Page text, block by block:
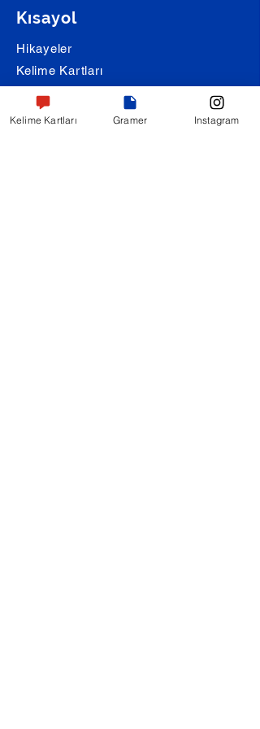
Kısayol
Hikayeler
Kelime Kartları
Diyaloglar
Günlük Konuşmalar
Kelime Kartları Gramer Instagram